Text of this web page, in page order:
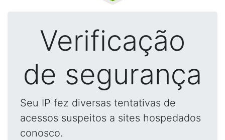
Verificação
de segurança
Seu IP fez diversas tentativas de
acessos suspeitos a sites hospedados
conosco.